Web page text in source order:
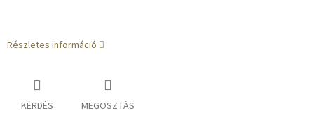
Részletes információ
KÉRDÉS MEGOSZTÁS